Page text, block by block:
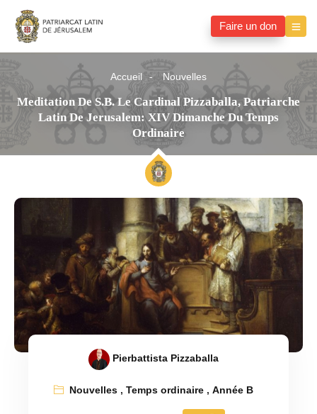
Faire un don
Accueil Nouvelles
Meditation De S.B. Le Cardinal Pizzaballa, Patriarche
Latin De Jerusalem: XIV Dimanche Du Temps
Ordinaire
Pierbattista Pizzaballa
Nouvelles,Temps ordinaire,Année B